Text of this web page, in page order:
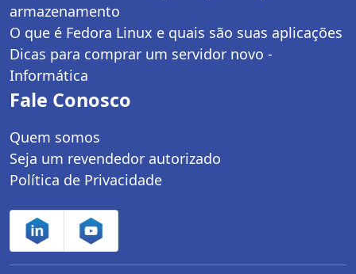
armazenamento
O que é Fedora Linux e quais são suas aplicações
Dicas para comprar um servidor novo -
Informática
Fale Conosco
Quem somos
Seja um revendedor autorizado
Política de Privacidade